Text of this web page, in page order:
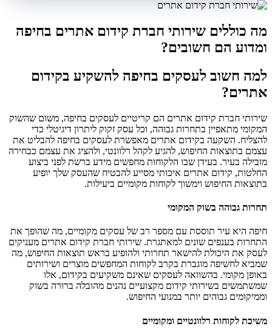
מה כוללים שירותי חברת קידום אתרים בחיפה
ומדוע הם חשובים?
למה חשוב לעסקים בחיפה להשקיע בקידום
אתרים?
שירותי חברת קידום אתרים הם קריטיים לעסקים בחיפה, משום שהשוק
המקומי מתאפיין בתחרות גבוהה, וכל עסק זקוק ליתרון דיגיטלי כדי
להצליח. השקעה בקידום אתרים מאפשרת לעסקים בחיפה להבליט את
עצמם בתוצאות החיפוש, להגיע לקהל רלוונטי, ולהציג את עצמם כבחירה
מובילה בעיר. בעידן שבו הלקוחות מחפשים מידע ברשת לפני ביצוע
החלטות, קידום אתרים איכותי מסייע להבטיח שהעסק שלך יופיע
בתוצאות החיפוש וימשוך לקוחות מקומיים ביעילות.
תחרות גבוהה בשוק המקומי
חיפה היא עיר תוססת עם מספר רב של עסקים מקומיים, מה שהופך את
התחרות בענפים שונים למאתגרת. שירותי חברת קידום אתרים מעניקים
לעסק את היכולת להישאר תחרותי ולהופיע בראש תוצאות החיפוש, מה
שמביא לחשיפה מוגברת בקרב לקוחות המחפשים מוצרים ושירותים
באופן מקומי. בהשוואה לעסקים שאינם משקיעים בקידום, אלו
שמשתמשים בשירותי קידום מקצועיים נהנים מהובלה ברורה בשוק
וממיקומים גבוהים יותר במנועי החיפוש.
משיכת לקוחות רלוונטיים ומקומיים